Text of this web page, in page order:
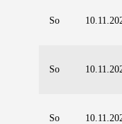
So
So
So